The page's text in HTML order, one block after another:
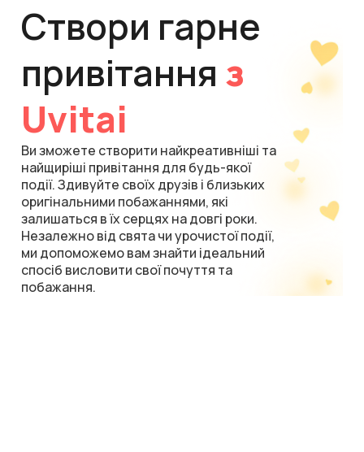
Створи гарне
привітання з
Uvitai
Ви зможете створити найкреативніші та
найщиріші привітання для будь-якої
події. Здивуйте своїх друзів і близьких
оригінальними побажаннями, які
залишаться в їх серцях на довгі роки.
Незалежно від свята чи урочистої події,
ми допоможемо вам знайти ідеальний
спосіб висловити свої почуття та
побажання.